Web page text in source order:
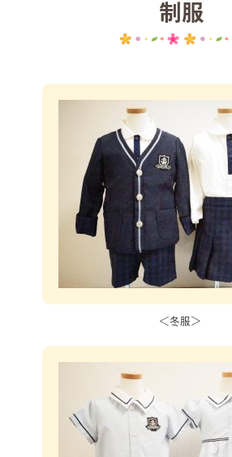
制服
＜冬服＞